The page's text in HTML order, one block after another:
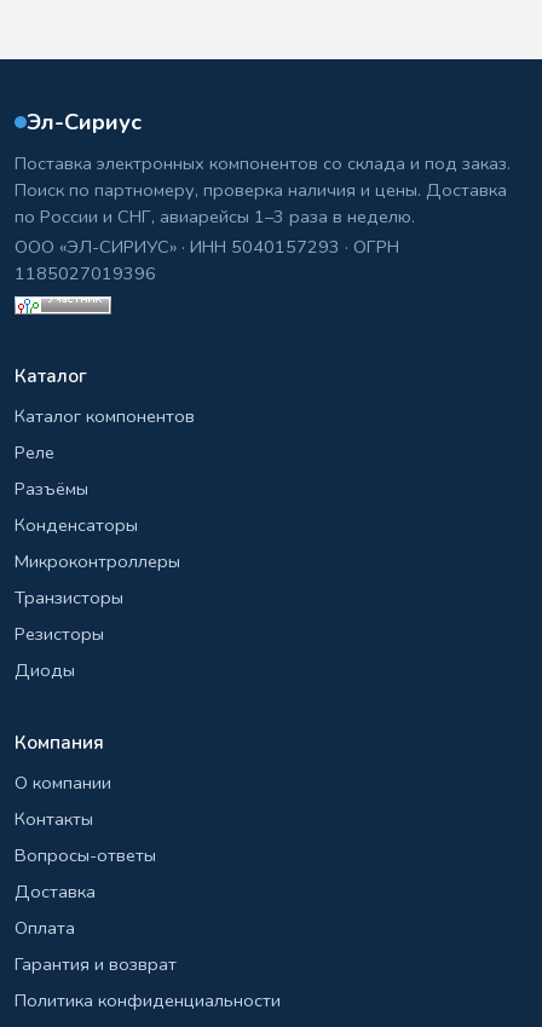
Эл-Сириус
Поставка электронных компонентов со склада и под заказ.
Поиск по партномеру, проверка наличия и цены. Доставка
по России и СНГ, авиарейсы 1–3 раза в неделю.
ООО «ЭЛ-СИРИУС» · ИНН 5040157293 · ОГРН
1185027019396
Каталог
Каталог компонентов
Реле
Разъёмы
Конденсаторы
Микроконтроллеры
Транзисторы
Резисторы
Диоды
Компания
О компании
Контакты
Вопросы-ответы
Доставка
Оплата
Гарантия и возврат
Политика конфиденциальности